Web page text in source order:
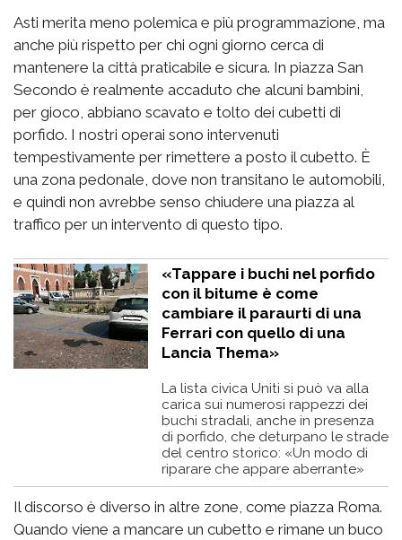
Asti merita meno polemica e più programmazione, ma
anche più rispetto per chi ogni giorno cerca di
mantenere la città praticabile e sicura. In piazza San
Secondo è realmente accaduto che alcuni bambini,
per gioco, abbiano scavato e tolto dei cubetti di
porfido. I nostri operai sono intervenuti
tempestivamente per rimettere a posto il cubetto. È
una zona pedonale, dove non transitano le automobili,
e quindi non avrebbe senso chiudere una piazza al
traffico per un intervento di questo tipo.
«Tappare i buchi nel porfido
con il bitume è come
cambiare il paraurti di una
Ferrari con quello di una
Lancia Thema»
La lista civica Uniti si può va alla
carica sui numerosi rappezzi dei
buchi stradali, anche in presenza
di porfido, che deturpano le strade
del centro storico: «Un modo di
riparare che appare aberrante»
Il discorso è diverso in altre zone, come piazza Roma.
Quando viene a mancare un cubetto e rimane un buco